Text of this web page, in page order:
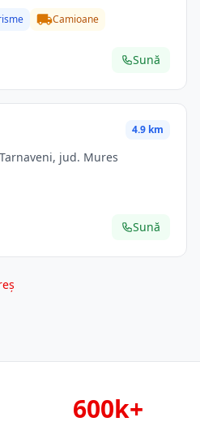
Camioane
Sună
4.9 km
jud. Mures
Sună
600k+